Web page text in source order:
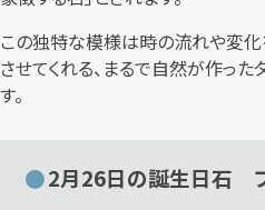
この独特な模様は時の流れや変
させてくれる、まるで自然が作っ
す。
2月26日の誕生日石